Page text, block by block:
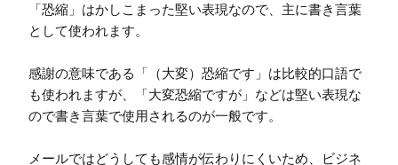
「恐縮」はかしこまった堅い表現なので、主に書き言葉
として使われます。
感謝の意味である「（大変）恐縮です」は比較的口語で
も使われますが、「大変恐縮ですが」などは堅い表現な
ので書き言葉で使用されるのが一般です。
メールではどうしても感情が伝わりにくいため、ビジネ